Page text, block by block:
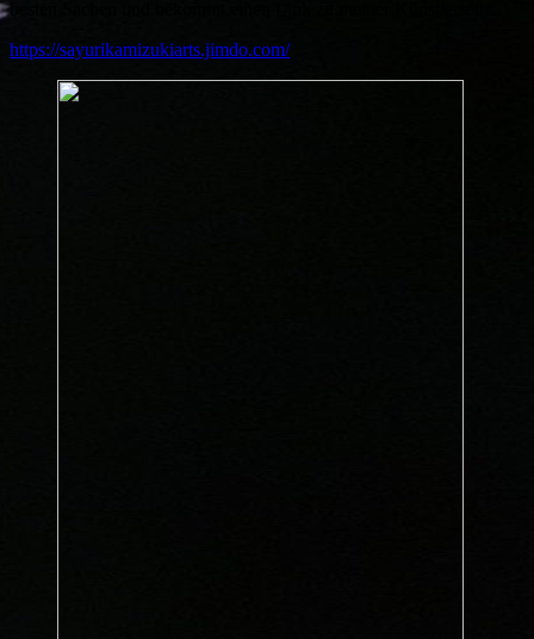
https://sayurikamizukiarts.jimdo.com/